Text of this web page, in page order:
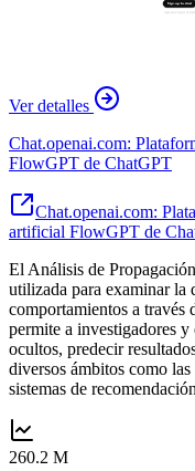
Ver detalles
Chat.openai.com:
FlowGPT de ChatGPT
Chat.openai.com:
artificial FlowGPT de
El Análisis de
utilizada para examinar
comportamientos a través
permite a investigadores
ocultos, predecir
diversos ámbitos como
sistemas de
260.2 M